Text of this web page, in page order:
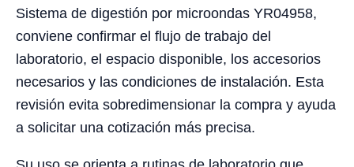
Sistema de digestión por microondas YR04958,
conviene confirmar el flujo de trabajo del
laboratorio, el espacio disponible, los accesorios
necesarios y las condiciones de instalación. Esta
revisión evita sobredimensionar la compra y ayuda
a solicitar una cotización más precisa.